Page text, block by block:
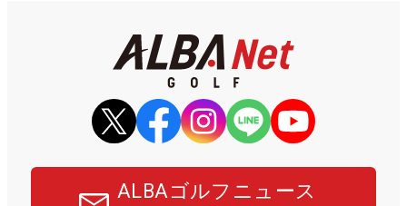
ALBAゴルフニュース